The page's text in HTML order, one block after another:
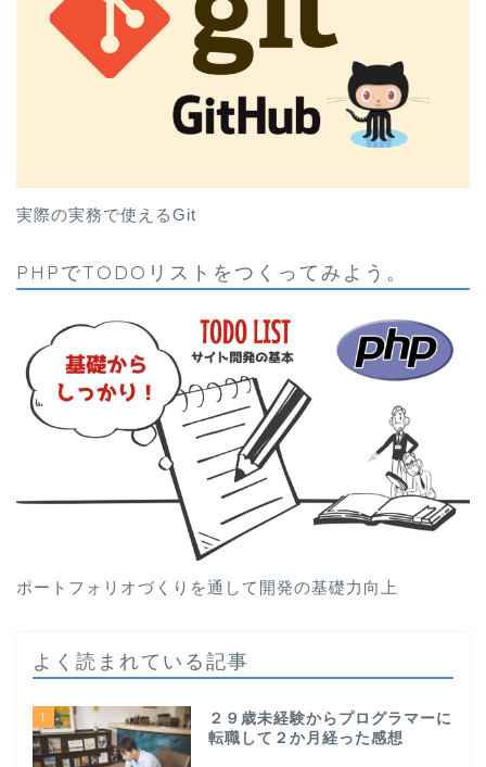
実際の実務で使えるGit
PHPでTODOリストをつくってみよう。
ポートフォリオづくりを通して開発の基礎力向上
よく読まれている記事
1
２９歳未経験からプログラマーに
転職して２か月経った感想